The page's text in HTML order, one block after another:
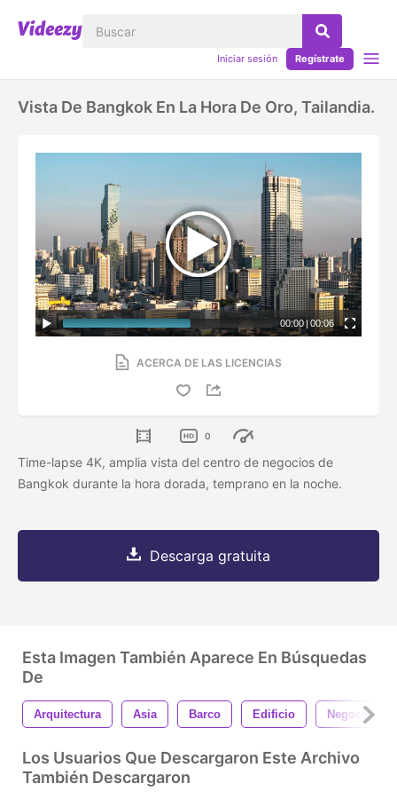
Iniciar sesión Regístrate
Vista De Bangkok En La Hora De Oro, Tailandia.
00:00 | 00:06
ACERCA DE LAS LICENCIAS
0
Time-lapse 4K, amplia vista del centro de negocios de
Bangkok durante la hora dorada, temprano en la noche.
Descarga gratuita
Esta Imagen También Aparece En Búsquedas
De
Arquitectura Asia Barco Edificio Negocio
Los Usuarios Que Descargaron Este Archivo
También Descargaron